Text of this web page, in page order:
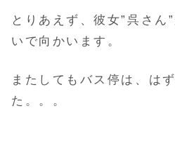
とりあえず、彼女”呉さん
いで向かいます。
またしてもバス停は、は
た。。。